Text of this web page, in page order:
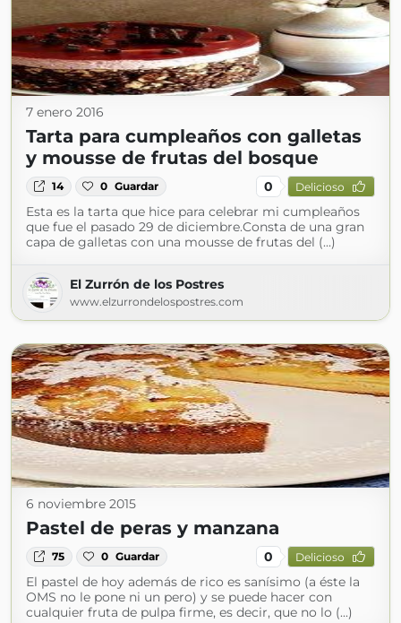
7 enero 2016
Tarta para cumpleaños con galletas
y mousse de frutas del bosque
14 0 Guardar 0 Delicioso
Esta es la tarta que hice para celebrar mi cumpleaños
que fue el pasado 29 de diciembre.Consta de una gran
capa de galletas con una mousse de frutas del (...)
El Zurrón de los Postres
www.elzurrondelospostres.com
6 noviembre 2015
Pastel de peras y manzana
75 0 Guardar 0 Delicioso
El pastel de hoy además de rico es sanísimo (a éste la
OMS no le pone ni un pero) y se puede hacer con
cualquier fruta de pulpa firme, es decir, que no lo (...)